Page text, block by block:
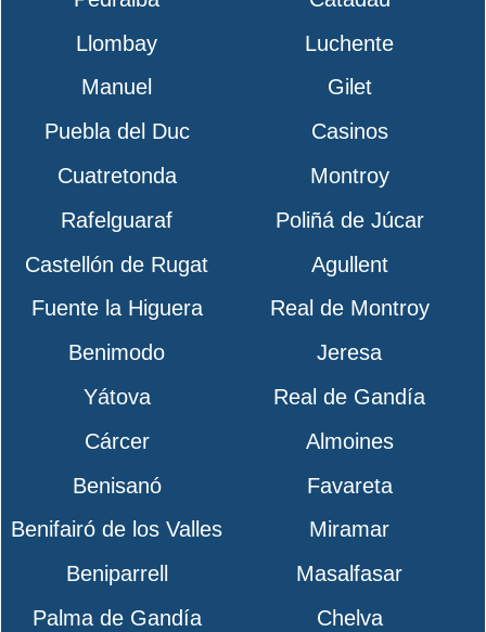
Llombay
Luchente
Manuel
Gilet
Puebla del Duc
Casinos
Cuatretonda
Montroy
Rafelguaraf
Poliñá de Júcar
Castellón de Rugat
Agullent
Fuente la Higuera
Real de Montroy
Benimodo
Jeresa
Yátova
Real de Gandía
Cárcer
Almoines
Benisanó
Favareta
Benifairó de los Valles
Miramar
Beniparrell
Masalfasar
Palma de Gandía
Chelva